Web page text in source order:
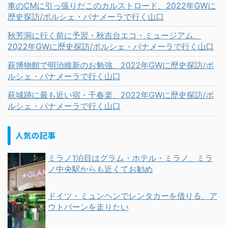
車のCMに引っ張りだこのカルストロード、2022年GWに
歴史探訪/ポルシェ・パナメーラで行く山口
秋芳洞に行く前に予習・秋吉台エコ・ミュージアム、
2022年GWに歴史探訪/ポルシェ・パナメーラで行く山口
萩博物館で明治維新のお勉強、2022年GWに歴史探訪/ポ
ルシェ・パナメーラで行く山口
萩城跡に最も近い宿・千春楽、2022年GWに歴史探訪/ポ
ルシェ・パナメーラで行く山口
人気の記事
ミラノ1泊目はグラム・ホテル・ミラノ、ミラ
ノ中央駅からも近くてお勧め
ドイツ・ミュンヘンでレンタカーを借りる、ア
ウトバーンを走りたい